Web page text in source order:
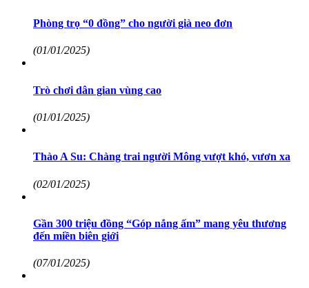
Phòng trọ “0 đồng” cho người già neo đơn
(01/01/2025)
Trò chơi dân gian vùng cao
(01/01/2025)
Thào A Su: Chàng trai người Mông vượt khó, vươn xa
(02/01/2025)
Gần 300 triệu đồng “Góp nắng ấm” mang yêu thương
đến miền biên giới
(07/01/2025)